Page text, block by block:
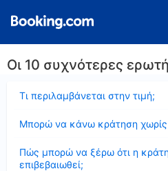
Οι 10 συχνότερες
Τι περιλαμβάνεται στην τιμή;
Μπορώ να κάνω κράτηση χωρίς
Πώς μπορώ να ξέρω ότι η
επιβεβαιωθεί;